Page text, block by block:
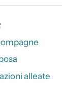
alleate